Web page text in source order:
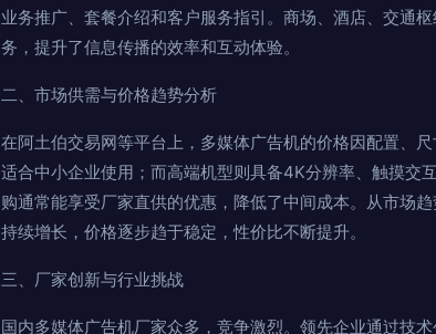
业务推广、套餐介绍和客户服务指引。商场、酒店、交通
务，提升了信息传播的效率和互动体验。
二、市场供需与价格趋势分析
在阿土伯交易网等平台上，多媒体广告机的价格因配置、
适合中小企业使用；而高端机型则具备4K分辨率、触摸交
购通常能享受厂家直供的优惠，降低了中间成本。从市场
持续增长，价格逐步趋于稳定，性价比不断提升。
三、厂家创新与行业挑战
国内多媒体广告机厂家众多，竞争激烈。领先企业通过技